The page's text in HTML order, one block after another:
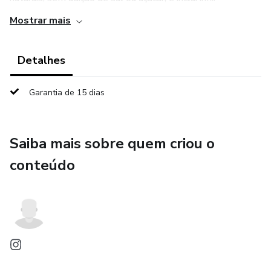
Mostrar mais
Detalhes
Garantia de 15 dias
Saiba mais sobre quem criou o
conteúdo